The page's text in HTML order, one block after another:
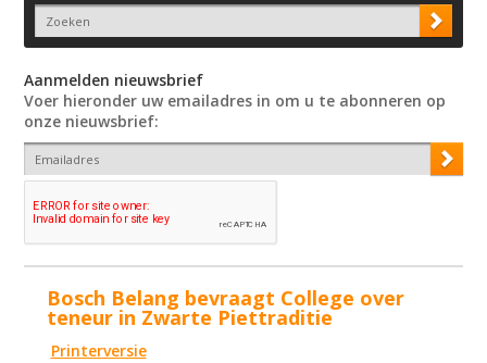
Aanmelden nieuwsbrief
Voer hieronder uw emailadres in om u te abonneren op
onze nieuwsbrief:
Bosch Belang bevraagt College over
teneur in Zwarte Piettraditie
Printerversie